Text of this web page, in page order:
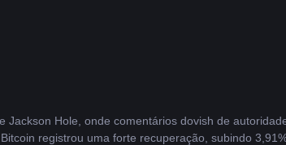
Hole, onde comentários dovish de
registrou uma forte recuperação, subindo